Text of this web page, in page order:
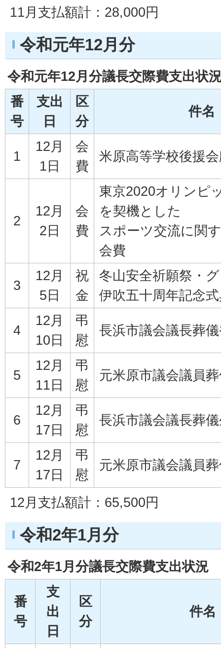
11月支払額計：28,000円
令和元年12月分
令和元年12月分議長交際費支出状
番
号
支出
日
区
分
件名
1
12月
1日
会
費
米原高等学校後援
2
12月
2日
会
費
東京2020オリンピ
を契機とした
スポーツ交流に関
会費
3
12月
5日
祝
金
冬山安全祈願祭・
伊吹五十周年記念
4
12月
10日
弔
慰
長浜市議会議長葬
5
12月
11日
弔
慰
元米原市議会議員
6
12月
17日
弔
慰
長浜市議会議長葬
7
12月
17日
弔
慰
元米原市議会議員
12月支払額計：65,500円
令和2年1月分
令和2年1月分議長交際費支出状況
番
号
支
出
日
区
分
件名